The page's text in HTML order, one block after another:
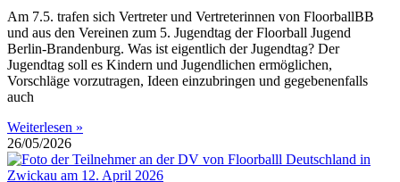
Am 7.5. trafen sich Vertreter und Vertreterinnen von FloorballBB
und aus den Vereinen zum 5. Jugendtag der Floorball Jugend
Berlin-Brandenburg. Was ist eigentlich der Jugendtag? Der
Jugendtag soll es Kindern und Jugendlichen ermöglichen,
Vorschläge vorzutragen, Ideen einzubringen und gegebenenfalls
auch
Weiterlesen »
26/05/2026